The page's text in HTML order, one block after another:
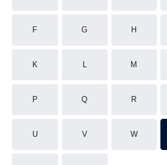
F G H
K L M
P Q R
U V W